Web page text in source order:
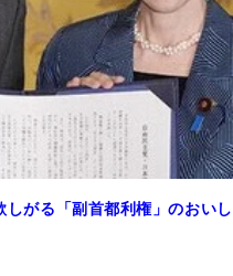
がる「副首都利権」のおいし